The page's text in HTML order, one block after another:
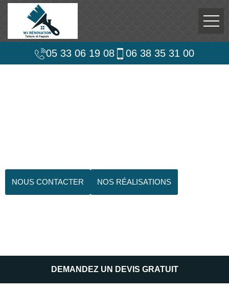
05 33 06 19 08 06 38 35 31 00
NOUS CONTACTER NOS RÉALISATIONS
DEMANDEZ UN DEVIS GRATUIT